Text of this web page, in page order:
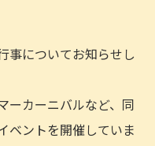
事についてお知らせし
ーカーニバルなど、同
ベントを開催していま